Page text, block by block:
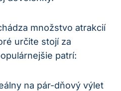
množstvo atrakcií
určite stojí za
patrí:
na pár-dňový výlet